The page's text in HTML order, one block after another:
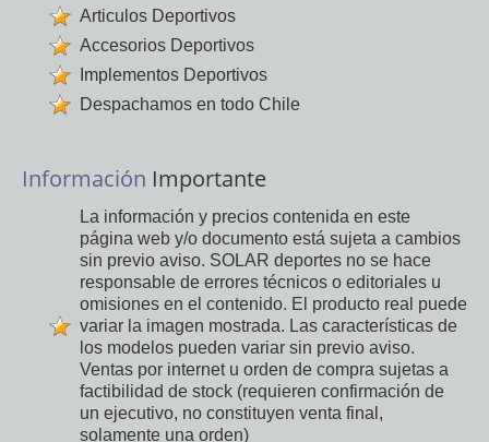
Articulos Deportivos
Accesorios Deportivos
Implementos Deportivos
Despachamos en todo Chile
Información Importante
La información y precios contenida en este
página web y/o documento está sujeta a cambios
sin previo aviso. SOLAR deportes no se hace
responsable de errores técnicos o editoriales u
omisiones en el contenido. El producto real puede
variar la imagen mostrada. Las características de
los modelos pueden variar sin previo aviso.
Ventas por internet u orden de compra sujetas a
factibilidad de stock (requieren confirmación de
un ejecutivo, no constituyen venta final,
solamente una orden)